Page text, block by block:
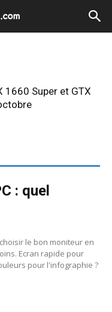
1660 Super et GTX
: quel
le bon moniteur en
Ecran rapide pour
pour l'infographie ?